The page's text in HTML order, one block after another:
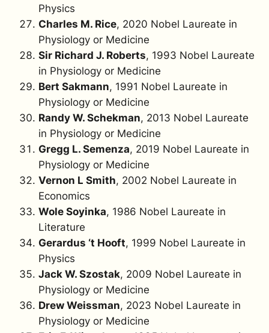
Physics
Charles M. Rice, 2020 Nobel Laureate in
Physiology or Medicine
Sir Richard J. Roberts, 1993 Nobel Laureate
in Physiology or Medicine
Bert Sakmann, 1991 Nobel Laureate in
Physiology or Medicine
Randy W. Schekman, 2013 Nobel Laureate
in Physiology or Medicine
Gregg L. Semenza, 2019 Nobel Laureate in
Physiology or Medicine
Vernon L Smith, 2002 Nobel Laureate in
Economics
Wole Soyinka, 1986 Nobel Laureate in
Literature
Gerardus ‘t Hooft, 1999 Nobel Laureate in
Physics
Jack W. Szostak, 2009 Nobel Laureate in
Physiology or Medicine
Drew Weissman, 2023 Nobel Laureate in
Physiology or Medicine